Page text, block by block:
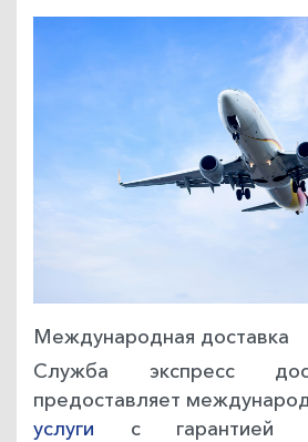
Международная доставка
Служба экспресс
предоставляет
услуги с гарантией